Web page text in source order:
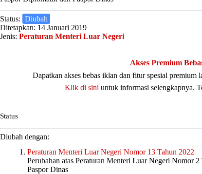
Status: Diubah
Ditetapkan: 14 Januari 2019
Jenis: Peraturan Menteri Luar Negeri
Akses Premium
Dapatkan akses bebas iklan dan fitur spesial premium
Klik di sini untuk informasi selengkapnya.
Status
Diubah dengan:
Peraturan Menteri Luar Negeri Nomor 13 Tahun 2022
Perubahan atas Peraturan Menteri Luar Negeri Nomor
Paspor Dinas